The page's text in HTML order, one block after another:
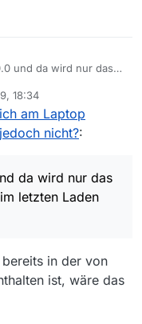
und da wird nur das
vor 5 Minuten oder 5
MV aufgerufen und
die Liste knapp 2
neu.
wieder kommen -
fast täglich.
18:34
am Laptop
nicht?:
da wird nur das
letzten Laden
bereits in der von
ist, wäre das